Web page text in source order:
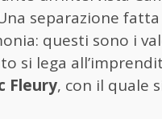
separazione
questi sono i
si lega
Fleury, con il quale